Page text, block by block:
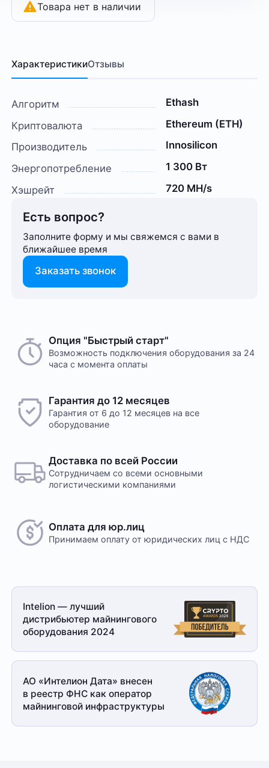
Товара нет в наличии
ХарактеристикиОтзывы
Алгоритм
Ethash
Криптовалюта
Ethereum (ETH)
Производитель
Innosilicon
Энергопотребление
1 300 Вт
Хэшрейт
720 MH/s
Есть вопрос?
Заполните форму и мы свяжемся с вами в
ближайшее время
Заказать звонок
Опция "Быстрый старт"
Возможность подключения оборудования за 24
часа с момента оплаты
Гарантия до 12 месяцев
Гарантия от 6 до 12 месяцев на все
оборудование
Доставка по всей России
Сотрудничаем со всеми основными
логистическими компаниями
Оплата для юр.лиц
Принимаем оплату от юридических лиц с НДС
Intelion — лучший
дистрибьютер майнингового
оборудования 2024
АО «Интелион Дата» внесен
в реестр ФНС как оператор
майнинговой инфраструктуры